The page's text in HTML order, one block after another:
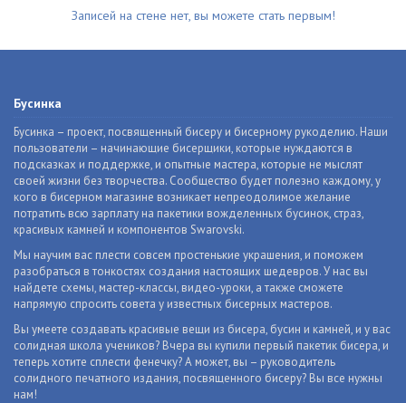
Записей на стене нет, вы можете стать первым!
Бусинка
Бусинка – проект, посвященный бисеру и бисерному рукоделию. Наши
пользователи – начинающие бисерщики, которые нуждаются в
подсказках и поддержке, и опытные мастера, которые не мыслят
своей жизни без творчества. Сообщество будет полезно каждому, у
кого в бисерном магазине возникает непреодолимое желание
потратить всю зарплату на пакетики вожделенных бусинок, страз,
красивых камней и компонентов Swarovski.
Мы научим вас плести совсем простенькие украшения, и поможем
разобраться в тонкостях создания настоящих шедевров. У нас вы
найдете схемы, мастер-классы, видео-уроки, а также сможете
напрямую спросить совета у известных бисерных мастеров.
Вы умеете создавать красивые вещи из бисера, бусин и камней, и у вас
солидная школа учеников? Вчера вы купили первый пакетик бисера, и
теперь хотите сплести фенечку? А может, вы – руководитель
солидного печатного издания, посвященного бисеру? Вы все нужны
нам!